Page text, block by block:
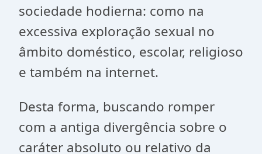
sociedade hodierna: como na
excessiva exploração sexual no
âmbito doméstico, escolar, religioso
e também na internet.
Desta forma, buscando romper
com a antiga divergência sobre o
caráter absoluto ou relativo da